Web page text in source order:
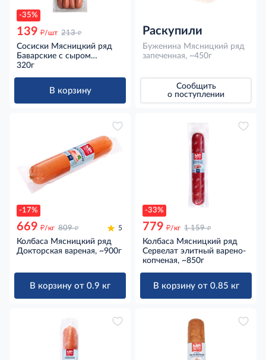
-35%
139 д/шт 213 д
Сосиски Мясницкий ряд
Баварские с сыром
вареные охлажденные,
320г
В корзину
Раскупили
Буженина Мясницкий ряд
запеченная, ~450г
Сообщить
о поступлении
-17%
669 д/кг 809 д 5
Колбаса Мясницкий ряд
Докторская вареная, ~900г
В корзину от 0.9 кг
-33%
779 д/кг 1 159 д
Колбаса Мясницкий ряд
Сервелат элитный варено-
копченая, ~850г
В корзину от 0.85 кг